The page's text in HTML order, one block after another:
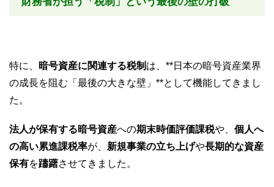
特に、 暗号資産に関連する税制 は、**日本の暗号資産業界
の成長を阻む「最後の大きな壁」**として機能してきまし
た。
法人が保有する暗号資産への期末時価評価課税や、 個人へ
の高い累進課税率が、 新規事業の立ち上げや長期的な資産
保有を躊躇させてきました。